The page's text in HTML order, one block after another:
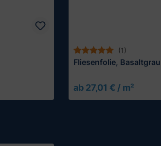
(1)
Fliesenfolie, Basaltgrau
ab 27,01 € / m²Muster testen